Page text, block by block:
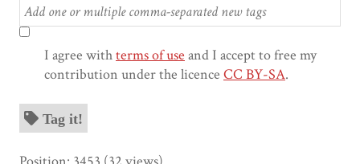
I agree withterms of use and I accept to free my
contribution under the licence CC BY-SA.
Tag it!